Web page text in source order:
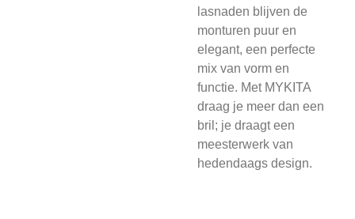
lasnaden blijven de
monturen puur en
elegant, een perfecte
mix van vorm en
functie. Met MYKITA
draag je meer dan een
bril; je draagt een
meesterwerk van
hedendaags design.